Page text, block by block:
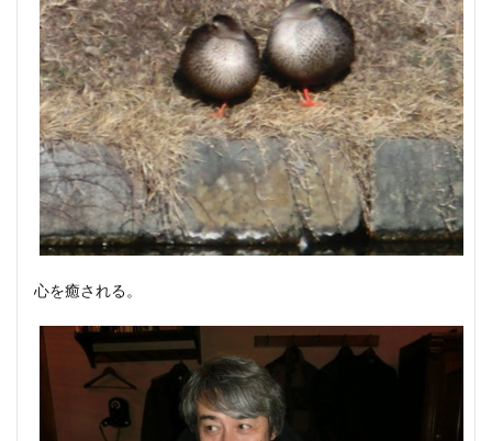
心を癒される。